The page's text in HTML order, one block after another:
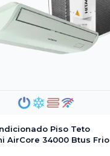
Piso Teto
AirCore 34000 Btus Frio